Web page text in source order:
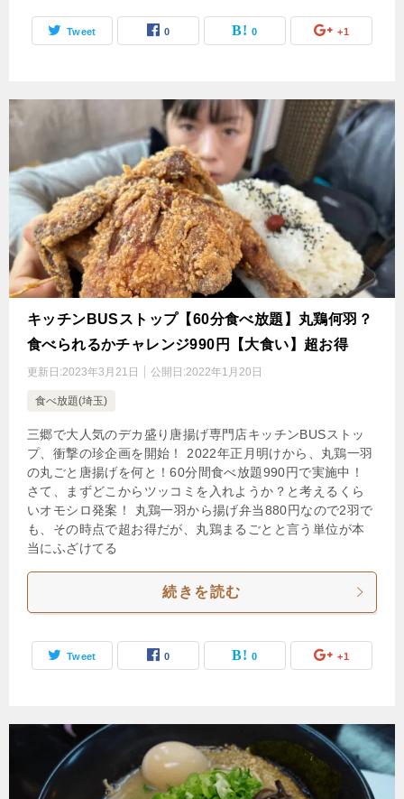
Tweet 0 0 +1
キッチンBUSストップ【60分食べ放題】丸鶏何羽？
食べられるかチャレンジ990円【大食い】超お得
更新日:2023年3月21日 公開日:2022年1月20日
食べ放題(埼玉)
三郷で大人気のデカ盛り唐揚げ専門店キッチンBUSストッ
プ、衝撃の珍企画を開始！ 2022年正月明けから、丸鶏一羽
の丸ごと唐揚げを何と！60分間食べ放題990円で実施中！
さて、まずどこからツッコミを入れようか？と考えるくら
いオモシロ発案！ 丸鶏一羽から揚げ弁当880円なので2羽で
も、その時点で超お得だが、丸鶏まるごとと言う単位が本
当にふざけてる
続きを読む
Tweet 0 0 +1